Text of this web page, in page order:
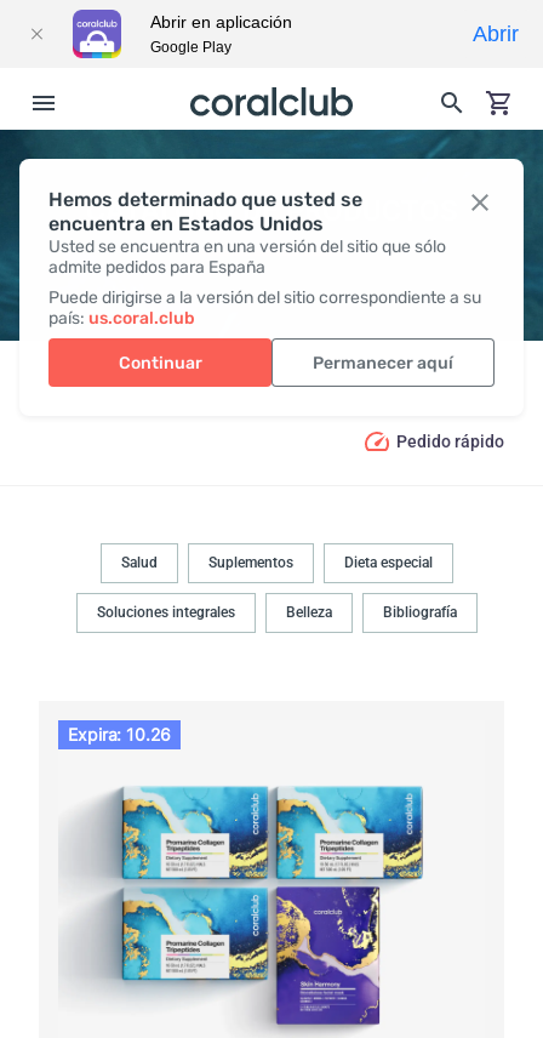
Hemos determinado que usted se
encuentra en Estados Unidos
Usted se encuentra en una versión del sitio que sólo
admite pedidos para España
Puede dirigirse a la versión del sitio correspondiente a su
país: us.coral.club
Continuar Permanecer aquí
CATÁLOGO DE PRODUCTOS
Productos
Pedido rápido
Salud Suplementos Dieta especial
Soluciones integrales Belleza Bibliografía
Expira: 10.26
Abrir en aplicación
Google Play
Abrir